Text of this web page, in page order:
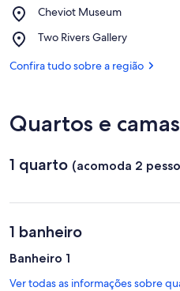
Library
Cheviot Museum
Place,
Museum
Two Rivers Gallery
Place,
Rivers
Confira tudo sobre a região
Quartos e camas
1 quarto (acomoda 2
1 banheiro
Banheiro 1
Ver todas as informações sobre